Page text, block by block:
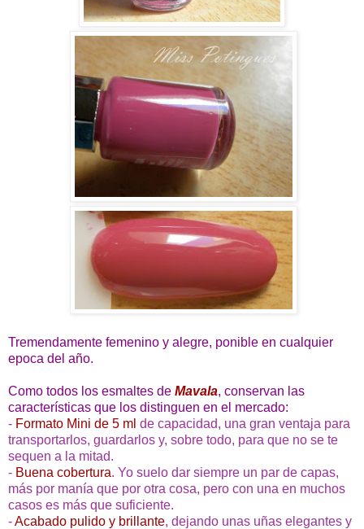
Tremendamente femenino y alegre, ponible en cualquier
epoca del año.
Como todos los esmaltes de Mavala, conservan las
características que los distinguen en el mercado:
- Formato Mini de 5 ml de capacidad, una gran ventaja para
transportarlos, guardarlos y, sobre todo, para que no se te
sequen a la mitad.
- Buena cobertura. Yo suelo dar siempre un par de capas,
más por manía que por otra cosa, pero con una en muchos
casos es más que suficiente.
-Acabado pulido y brillante, dejando unas uñas elegantes y